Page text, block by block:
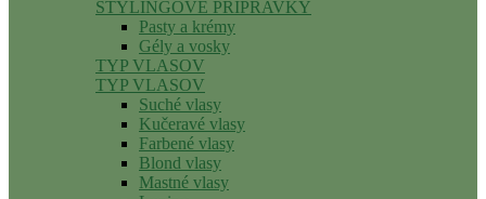
STYLINGOVÉ PRÍPRAVKY
Pasty a krémy
Gély a vosky
TYP VLASOV
TYP VLASOV
Suché vlasy
Kučeravé vlasy
Farbené vlasy
Blond vlasy
Mastné vlasy